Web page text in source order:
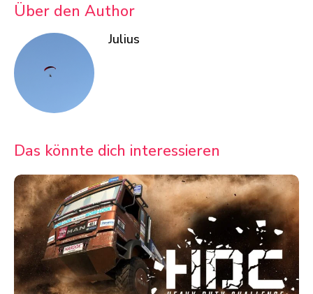
Über den Author
Julius
Das könnte dich interessieren